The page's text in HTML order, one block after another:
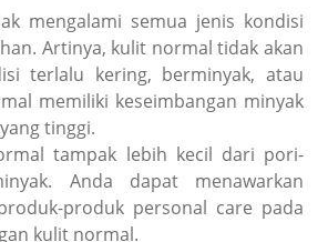
mengalami semua jenis kondisi
Artinya, kulit normal tidak akan
terlalu kering, berminyak, atau
memiliki keseimbangan minyak
tinggi.
tampak lebih kecil dari pori-
Anda dapat menawarkan
produk personal care pada
kulit normal.